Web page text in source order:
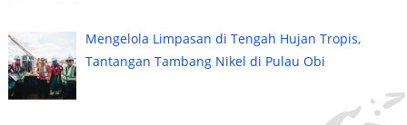
Mengelola Limpasan di Tengah Hujan Tropis,
Tantangan Tambang Nikel di Pulau Obi